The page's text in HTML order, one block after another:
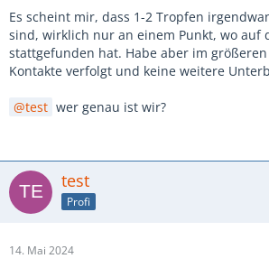
Es scheint mir, dass 1-2 Tropfen
sind, wirklich nur an einem Punkt, wo auf
stattgefunden hat. Habe aber im
Kontakte verfolgt und keine weitere
test wer genau ist wir?
test
Profi
14. Mai 2024